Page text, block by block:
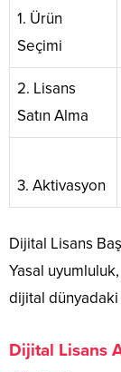
1. Ürün
Seçimi
2. Lisans
Satın Alma
3. Aktivasyon
Dijital Lisans
Yasal
dijital dünyadaki
Dijital Lisans